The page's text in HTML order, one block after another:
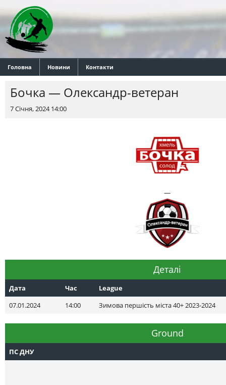
Головна Новини Контакти
Бочка — Олександр-ветеран
7 Січня, 2024 14:00
—
Деталі
Дата Час
League
07.01.2024
14:00 Зимова першість міста 40+ 2023-2024
Ground
ПС ДНУ